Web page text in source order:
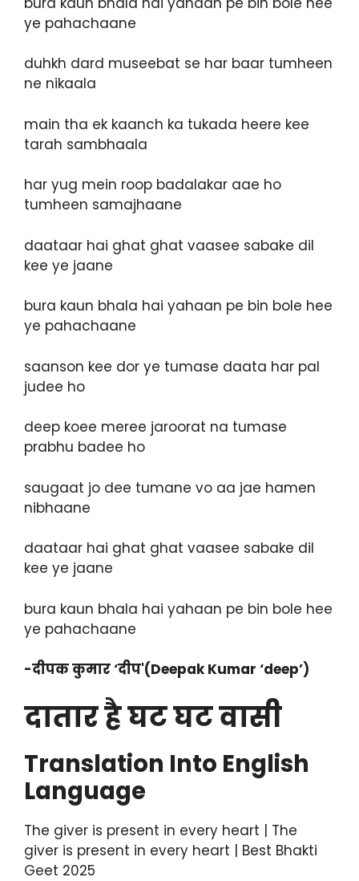
ye pahachaane
duhkh dard museebat se har baar tumheen
ne nikaala
main tha ek kaanch ka tukada heere kee
tarah sambhaala
har yug mein roop badalakar aae ho
tumheen samajhaane
daataar hai ghat ghat vaasee sabake dil
kee ye jaane
bura kaun bhala hai yahaan pe bin bole hee
ye pahachaane
saanson kee dor ye tumase daata har pal
judee ho
deep koee meree jaroorat na tumase
prabhu badee ho
saugaat jo dee tumane vo aa jae hamen
nibhaane
daataar hai ghat ghat vaasee sabake dil
kee ye jaane
bura kaun bhala hai yahaan pe bin bole hee
ye pahachaane
-दीपक कुमार ‘दीप'(Deepak Kumar ‘deep’)
दातार है घट घट वासी
Translation Into English
Language
The giver is present in every heart | The
giver is present in every heart | Best Bhakti
Geet 2025